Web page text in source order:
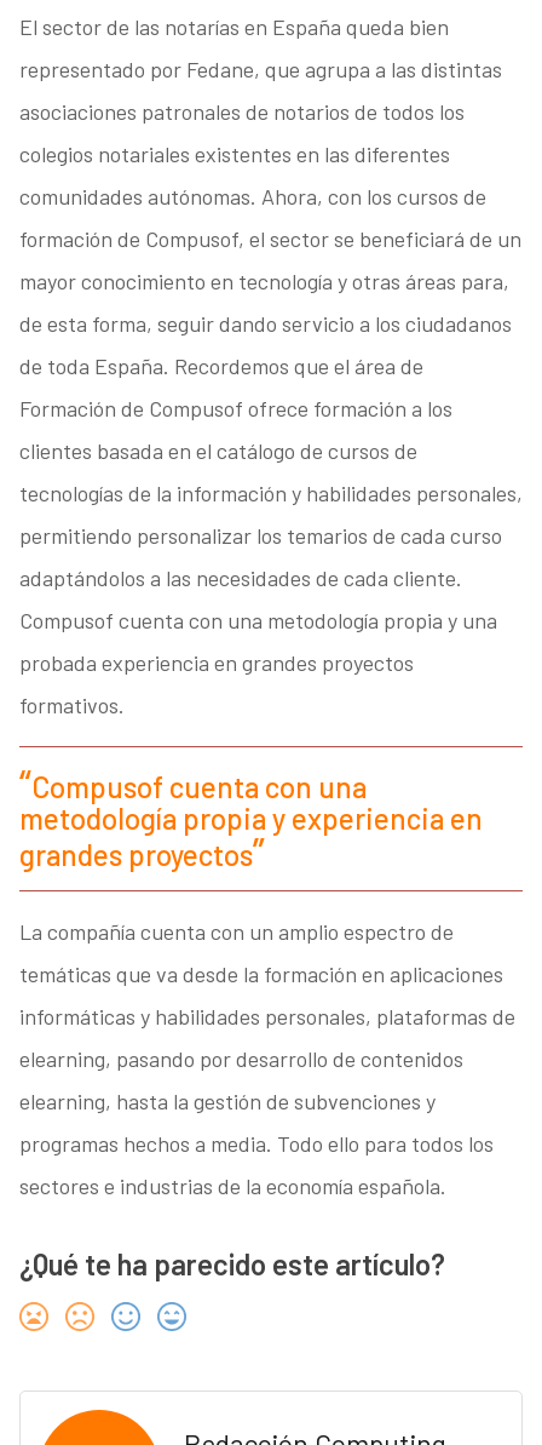
El sector de las notarías en España queda bien
representado por Fedane, que agrupa a las distintas
asociaciones patronales de notarios de todos los
colegios notariales existentes en las diferentes
comunidades autónomas. Ahora, con los cursos de
formación de Compusof, el sector se beneficiará de un
mayor conocimiento en tecnología y otras áreas para,
de esta forma, seguir dando servicio a los ciudadanos
de toda España. Recordemos que el área de
Formación de Compusof ofrece formación a los
clientes basada en el catálogo de cursos de
tecnologías de la información y habilidades personales,
permitiendo personalizar los temarios de cada curso
adaptándolos a las necesidades de cada cliente.
Compusof cuenta con una metodología propia y una
probada experiencia en grandes proyectos
formativos.
Compusof cuenta con una
metodología propia y experiencia en
grandes proyectos
La compañía cuenta con un amplio espectro de
temáticas que va desde la formación en aplicaciones
informáticas y habilidades personales, plataformas de
elearning, pasando por desarrollo de contenidos
elearning, hasta la gestión de subvenciones y
programas hechos a media. Todo ello para todos los
sectores e industrias de la economía española.
¿Qué te ha parecido este artículo?